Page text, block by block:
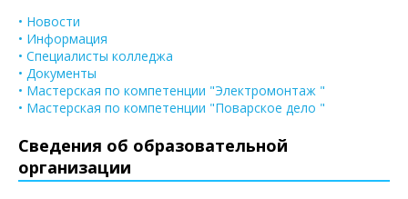
• Новости
• Информация
• Специалисты колледжа
• Документы
• Мастерская по компетенции "Электромонтаж "
• Мастерская по компетенции "Поварское дело "
Сведения об образовательной
организации